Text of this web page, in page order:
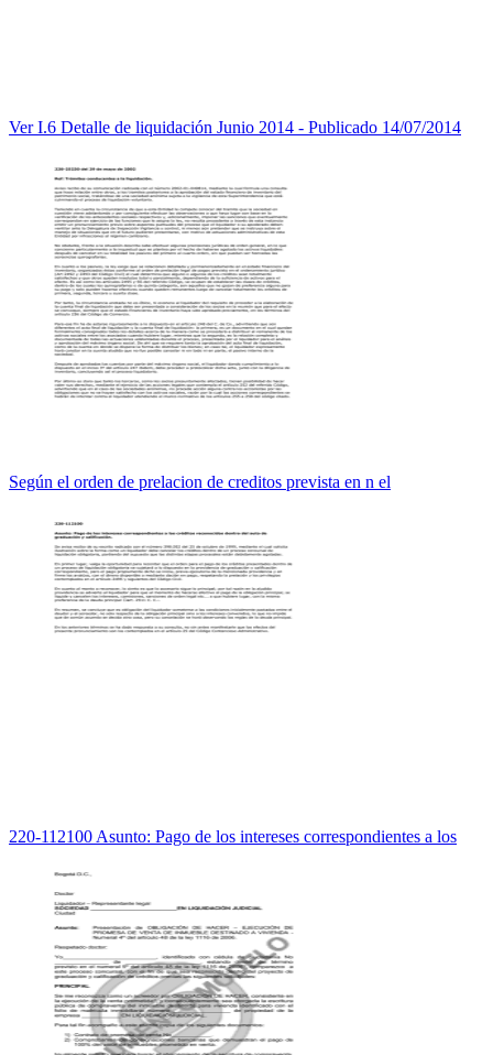
Ver I.6 Detalle de liquidación Junio 2014 - Publicado 14/07/2014
Según el orden de prelacion de creditos prevista en n el
220-112100 Asunto: Pago de los intereses correspondientes a los